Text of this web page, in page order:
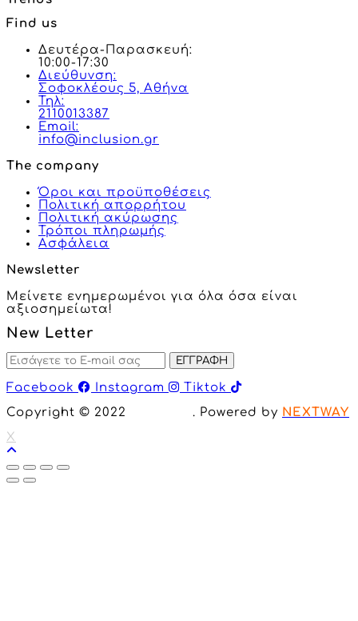
Find us
Δευτέρα-Παρασκευή:
10:00-17:30
Διεύθυνση:
Σοφοκλέους 5, Αθήνα
Τηλ:
2110013387
Email:
info@inclusion.gr
The company
Όροι και προϋποθέσεις
Πολιτική απορρήτου
Πολιτική ακύρωσης
Τρόποι πληρωμής
Ασφάλεια
Newsletter
Μείνετε ενημερωμένοι για όλα όσα είναι
αξιοσημείωτα!
New Letter
ΕΓΓΡΑΦΗ
Facebook Instagram
Tiktok
Copyright © 2022
. Powered by NEXTWAY
X